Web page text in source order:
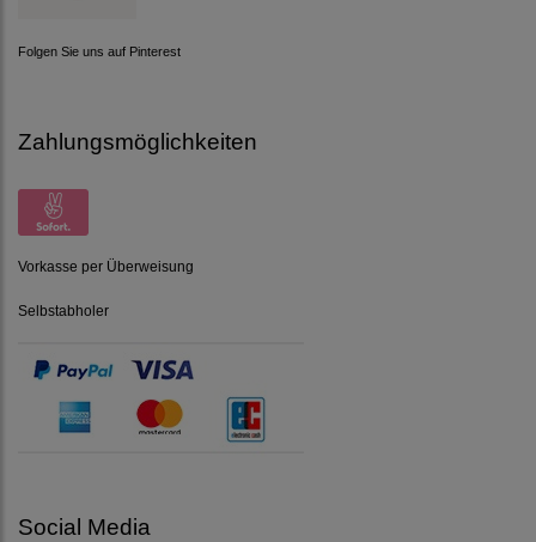
Folgen Sie uns auf Pinterest
Zahlungsmöglichkeiten
Vorkasse per Überweisung
Selbstabholer
Social Media